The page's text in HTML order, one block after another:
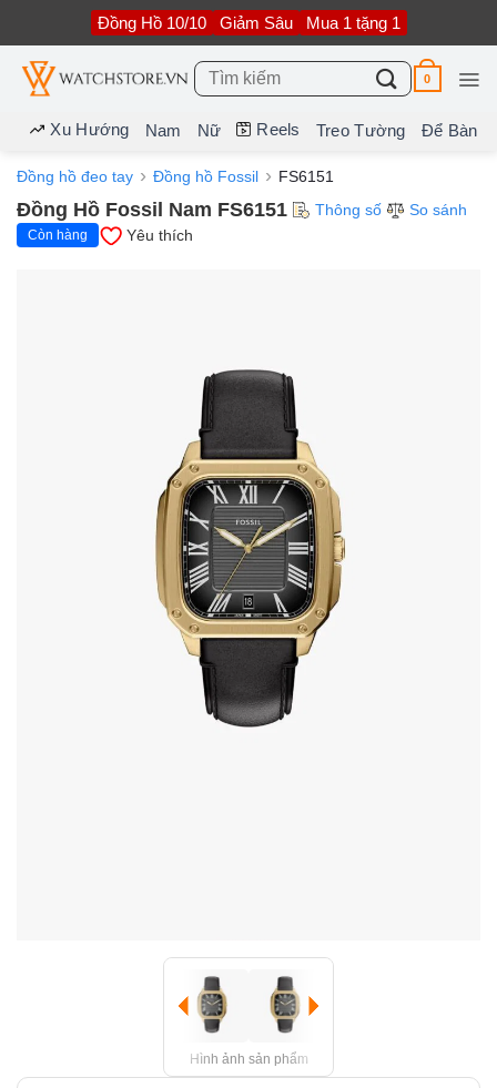
nội
dung
Đồng Hồ 10/10 Giảm Sâu Mua 1 tặng 1
Tìm
kiếm:
0
Xu Hướng Nam Nữ Reels Treo Tường Để Bàn
Đồng hồ đeo tay Đồng hồ Fossil FS6151
Đồng Hồ Fossil Nam FS6151 Thông số So sánh
Còn hàng Yêu thích
Hình ảnh sản phẩm